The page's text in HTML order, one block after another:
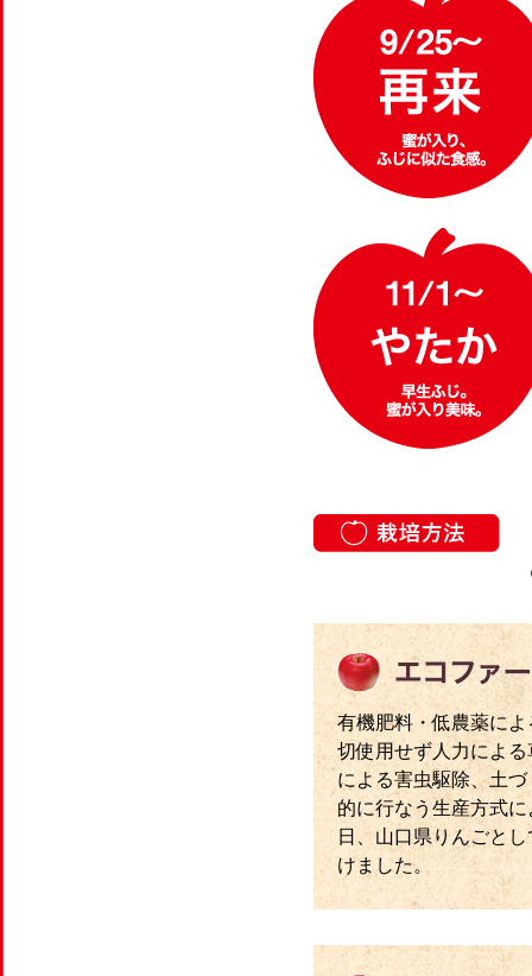
有機肥料・低農薬に
切使用せず人力によ
による害虫駆除、土
的に行なう生産方式
日、山口県りんごと
けました。